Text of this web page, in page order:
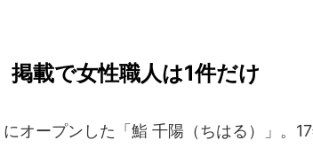
掲載で女性職人は1件だけ
オープンした「鮨 千陽（ちはる）」。